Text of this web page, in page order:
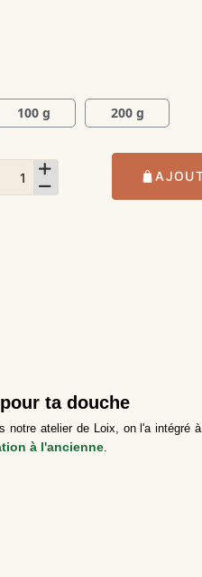
100 g 200 g
ta douche
atelier de Loix, on l'a intégré
à l'ancienne.